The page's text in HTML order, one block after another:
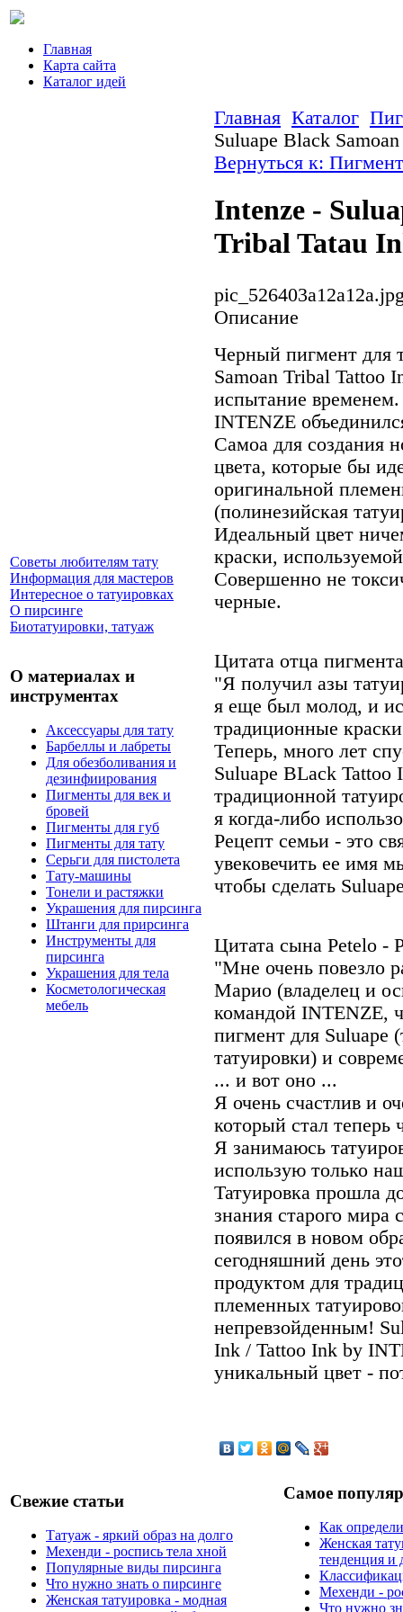
Главная
Карта сайта
Каталог идей
Советы любителям тату
Информация для мастеров
Интересное о татуировках
О пирсинге
Биотатуировки, татуаж
О материалах и
инструментах
Аксессуары для тату
Барбеллы и лабреты
Для обезболивания и
дезинфиирования
Пигменты для век и
бровей
Пигменты для губ
Пигменты для тату
Серьги для пистолета
Тату-машины
Тонели и растяжки
Украшения для пирсинга
Штанги для прирсинга
Инструменты для
пирсинга
Украшения для тела
Косметологическая
мебель
Главная Каталог
Suluape Black
Вернуться к:
Intenze -
Tribal Tatau
Описание
Черный пигмент для
Samoan Tribal Tattoo
испытание временем.
INTENZE
Самоа для создания
цвета, которые бы
оригинальной
(полинезийская
Идеальный цвет
краски,
Совершенно не
черные.
Цитата отца
"Я получил азы
я еще был молод, и
традиционные
Теперь, много лет
Suluape BLack
традиционной
я когда-либо
Рецепт семьи - это
увековечить ее имя
чтобы сделать
Цитата сына Petelo -
"Мне очень повезло
Марио (владелец и
командой INTENZE,
пигмент для Suluape
татуировки) и
... и вот оно ...
Я очень счастлив и
который стал
Я занимаюсь
использую только
Татуировка прошла
знания старого
появился в новом
сегодняшний день
продуктом для
племенных
непревзойденным!
Ink / Tattoo Ink by
уникальный цвет -
Свежие статьи
Татуаж - яркий образ на долго
Мехенди - роспись тела хной
Популярные виды пирсинга
Что нужно знать о пирсинге
Женская татуировка - модная
Самое
Как
Женская
тенденция и
Мехенди -
Что нужно